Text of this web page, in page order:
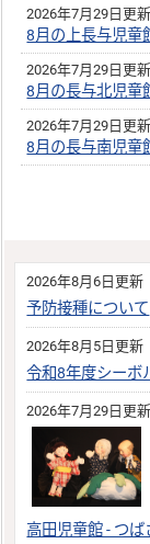
2026年7月29日更新
8月の上長与児童
2026年7月29日更新
8月の長与北児童
2026年7月29日更新
8月の長与南児童
2026年8月6日更新
予防接種について
2026年8月5日更新
令和8年度シーボ
2026年7月29日更新
高田児童館 - つば